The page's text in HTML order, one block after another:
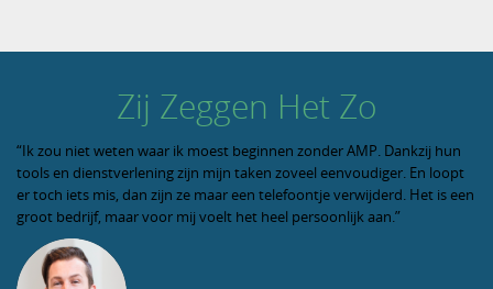
Zij Zeggen Het Zo
“Ik zou niet weten waar ik moest beginnen zonder AMP. Dankzij hun
tools en dienstverlening zijn mijn taken zoveel eenvoudiger. En loopt
er toch iets mis, dan zijn ze maar een telefoontje verwijderd. Het is een
groot bedrijf, maar voor mij voelt het heel persoonlijk aan.”